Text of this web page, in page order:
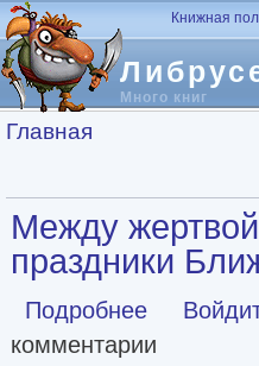
Перейти к основному содержанию
Много книг
Книжная
Вы здесь
Главная
Между
праздники
Подробнее о Между
комментарии